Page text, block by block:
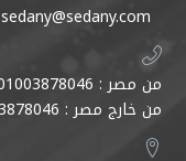
sedany@sedany.com
من مصر : 01003878046
من خارج مصر : 0201003878046